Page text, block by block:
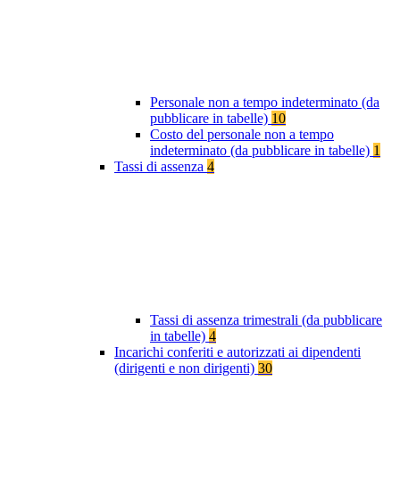
Personale non a tempo indeterminato (da
pubblicare in tabelle) 10
Costo del personale non a tempo
indeterminato (da pubblicare in tabelle) 1
Tassi di assenza 4
Tassi di assenza trimestrali (da pubblicare
in tabelle) 4
Incarichi conferiti e autorizzati ai dipendenti
(dirigenti e non dirigenti) 30